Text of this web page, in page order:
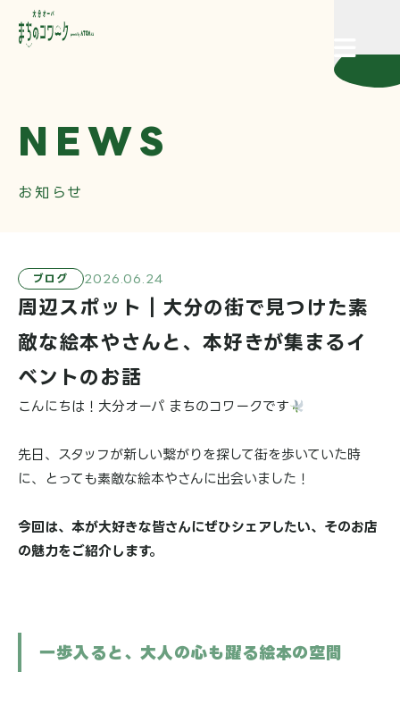
施設概要
料金・ご利用方法
お知らせ
見学予約&お問い合わせ
施設利用規約 プライバシーポリシー
NEWS
お知らせ
ブログ 2026.06.24
周辺スポット｜大分の街で見つけた素
敵な絵本やさんと、本好きが集まるイ
ベントのお話
こんにちは！大分オーパ まちのコワークです
先日、スタッフが新しい繋がりを探して街を歩いていた時
に、とっても素敵な絵本やさんに出会いました！
今回は、本が大好きな皆さんにぜひシェアしたい、そのお店
の魅力をご紹介します。
一歩入ると、大人の心も躍る絵本の空間